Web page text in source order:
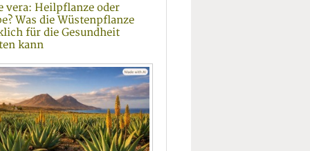
MEDIZIN UND PHARMA
BEAUTY UND PFLEGE
SPORT UND FITNESS
WELLNESS UND REISEN
vera: Heilpflanze oder
Was die Wüstenpflanze
für die Gesundheit
kann